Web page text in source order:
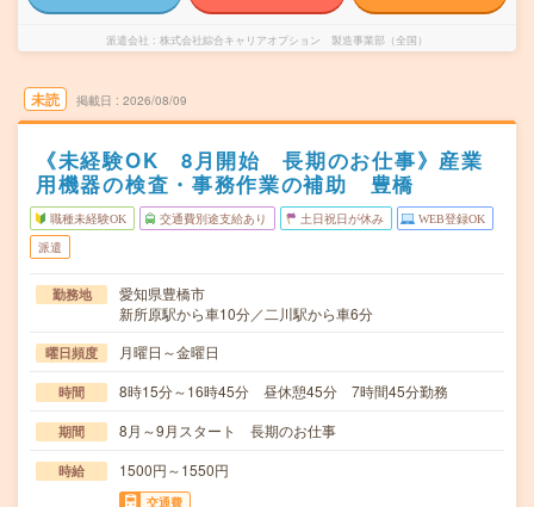
派遣会社 株式会社綜合キャリアオプション 製造事業部（全国）
未読 掲載日 2026/08/09
《未経験OK 8月開始 長期のお仕事》産業
用機器の検査・事務作業の補助 豊橋
職種未経験OK 交通費別途支給あり 土日祝日が休み WEB登録OK
派遣
勤務地
愛知県豊橋市
新所原駅から車10分／二川駅から車6分
曜日頻度 月曜日～金曜日
時間 8時15分～16時45分 昼休憩45分 7時間45分勤務
期間 8月～9月スタート 長期のお仕事
時給 1500円～1550円
交通費